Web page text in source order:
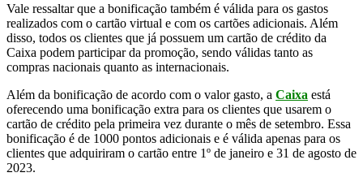
Vale ressaltar que a bonificação também é válida para os gastos
realizados com o cartão virtual e com os cartões adicionais. Além
disso, todos os clientes que já possuem um cartão de crédito da
Caixa podem participar da promoção, sendo válidas tanto as
compras nacionais quanto as internacionais.
Além da bonificação de acordo com o valor gasto, a Caixa está
oferecendo uma bonificação extra para os clientes que usarem o
cartão de crédito pela primeira vez durante o mês de setembro. Essa
bonificação é de 1000 pontos adicionais e é válida apenas para os
clientes que adquiriram o cartão entre 1º de janeiro e 31 de agosto de
2023.